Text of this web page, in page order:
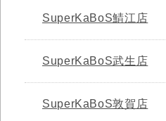
SuperKaBoS鯖江店
SuperKaBoS武生店
SuperKaBoS敦賀店